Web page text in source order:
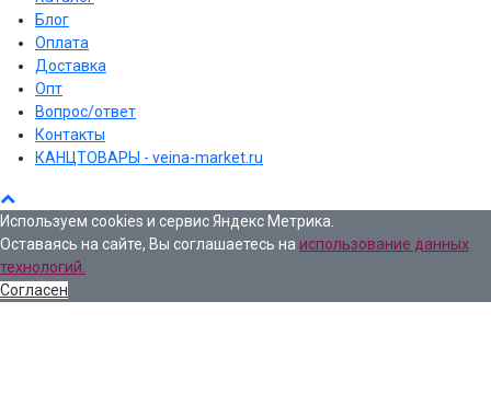
Блог
Оплата
Доставка
Опт
Вопрос/ответ
Контакты
КАНЦТОВАРЫ - veina-market.ru
Используем cookies и сервис Яндекс Метрика.
Оставаясь на сайте, Вы соглашаетесь на использование данных
технологий.
Согласен